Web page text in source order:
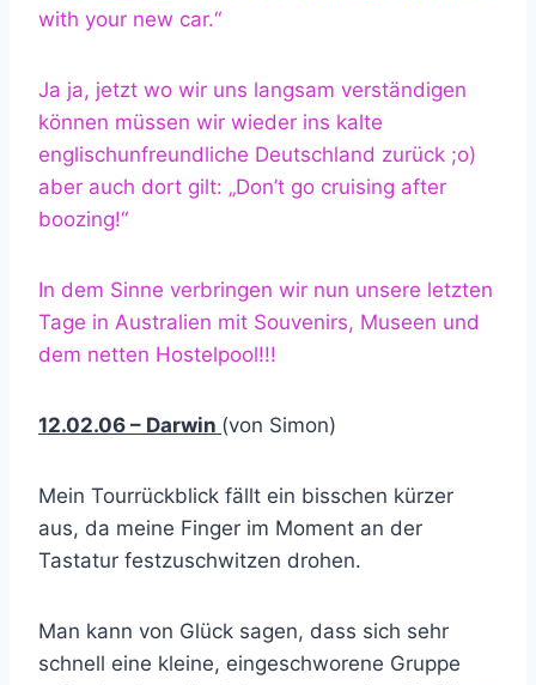
with your new car.“
Ja ja, jetzt wo wir uns langsam verständigen
können müssen wir wieder ins kalte
englischunfreundliche Deutschland zurück ;o)
aber auch dort gilt: „Don’t go cruising after
boozing!“
In dem Sinne verbringen wir nun unsere letzten
Tage in Australien mit Souvenirs, Museen und
dem netten Hostelpool!!!
12.02.06 – Darwin (von Simon)
Mein Tourrückblick fällt ein bisschen kürzer
aus, da meine Finger im Moment an der
Tastatur festzuschwitzen drohen.
Man kann von Glück sagen, dass sich sehr
schnell eine kleine, eingeschworene Gruppe